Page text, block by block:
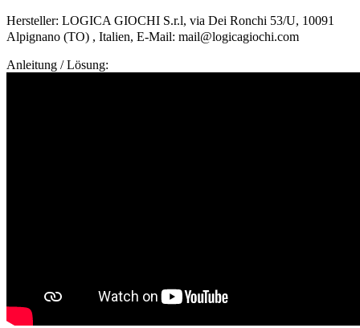
Hersteller: LOGICA GIOCHI S.r.l, via Dei Ronchi 53/U, 10091
Alpignano (TO) , Italien, E-Mail: mail@logicagiochi.com
Anleitung / Lösung: